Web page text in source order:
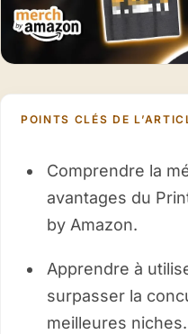
POINTS CLÉS DE
Comprendre la
avantages du
by Amazon.
Apprendre à
surpasser la
meilleures niches.